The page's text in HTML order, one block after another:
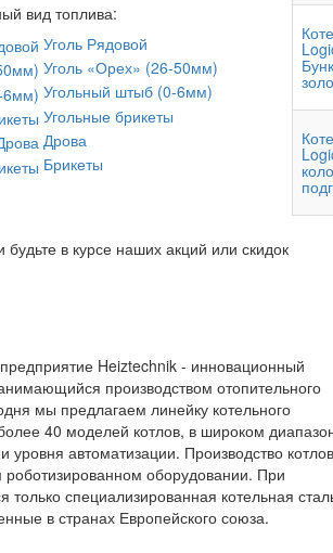
вид топлива:
Уголь Рядовой
Уголь «Орех» (26-50мм)
Угольный штыб (0-6мм)
Угольные брикеты
Дрова
Брикеты
в курсе наших акций или скидок
Heiztechnik - инновационный
производством отопительного
мы предлагаем линейку котельного
40 моделей котлов, в широком
автоматизации. Производство котлов
оборудовании. При
только специализированная котельная
в странах Европейского союза.